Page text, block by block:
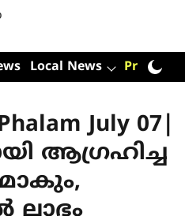
Local News Premium
July 07|
ആഗ്രഹിച്ച